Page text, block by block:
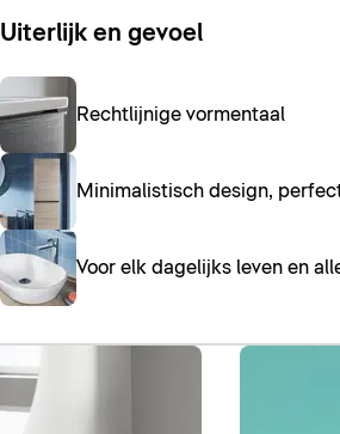
Uiterlijk en gevoel
Rechtlijnige vormentaal
Minimalistisch design,
Voor elk dagelijks leven en